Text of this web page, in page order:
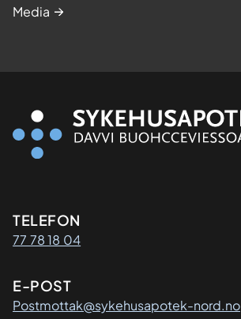
Media
Kontaktinformasjon
TELEFON
77 78 18 04
E-POST
Postmottak@sykehusapotek-nord.no